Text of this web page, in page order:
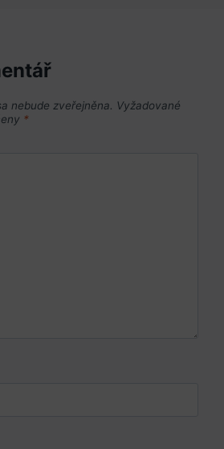
nebude zveřejněna. Vyžadované
*